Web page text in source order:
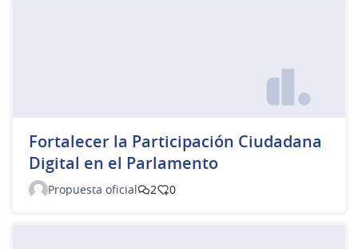
Fortalecer la Participación Ciudadana
Digital en el Parlamento
Propuesta oficial 2 0